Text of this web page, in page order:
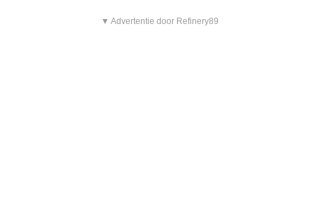
▼ Advertentie door Refinery89